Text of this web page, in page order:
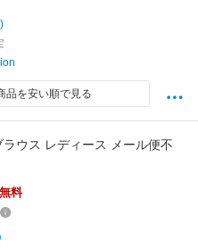
品を安い順で見る
ウス レディース メール便不
料